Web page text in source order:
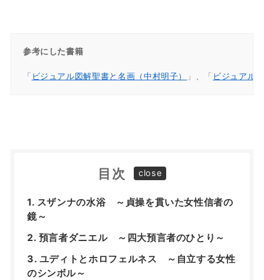
参考にした書籍
「 ビジュアル図解聖書と名画（中村明子） 」、「 ビジュアル
目次
スザンナの水浴 ～貞操を貫いた女性信者の
鏡～
預言者ダニエル ～四大預言者のひとり～
ユディトとホロフェルネス ～自立する女性
のシンボル～